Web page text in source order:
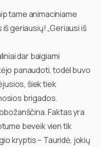
tame animaciniame
geriausių! „Geriausi iš
dar baigiami
panaudoti, todėl buvo
šiek tiek
brigados.
Faktas yra
beveik vien tik
kryptis – Tauridė, jokių